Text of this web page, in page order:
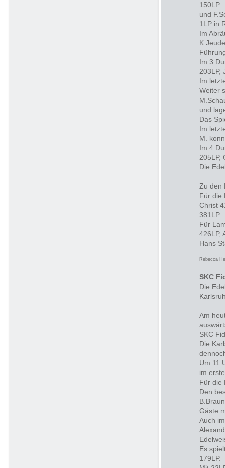
150LP.
und
1LP in
Im
Im
203LP,
Im
Weiter
und
Das
Im
M.
Im
205LP,
Die
Zu den
Für die
Christ
381LP.
Für
426LP,
Hans
Rebecca
SKC
Die
Am
SKC
Die
Um 11
im
Für die
Den
Gäste
Auch
Es
179LP.